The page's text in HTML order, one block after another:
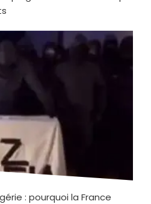
: pourquoi la France